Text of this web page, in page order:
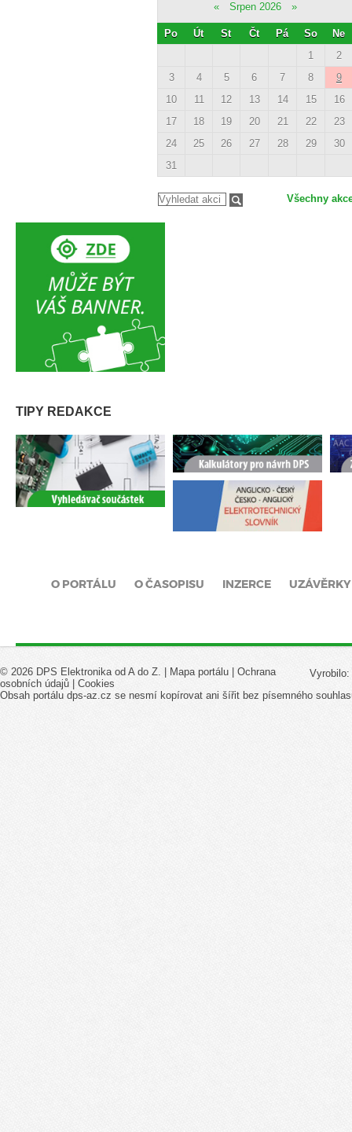
« Srpen 2026 »
Po Út St Čt Pá So
Ne
1
2
3
4 5 6 7 8
9
10
11 12 13 14 15
16
17
18 19 20 21 22
23
24
25 26 27 28 29
30
31
Všechny
TIPY REDAKCE
O PORTÁLU O ČASOPISU INZERCE UZÁVĚRKY
Vyrobilo:
© 2026 DPS Elektronika od A do Z. | Mapa portálu | Ochrana
osobních údajů | Cookies
Obsah portálu dps-az.cz se nesmí kopírovat ani šířit bez písemného